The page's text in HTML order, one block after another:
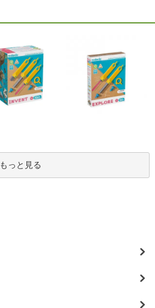
もっと見る